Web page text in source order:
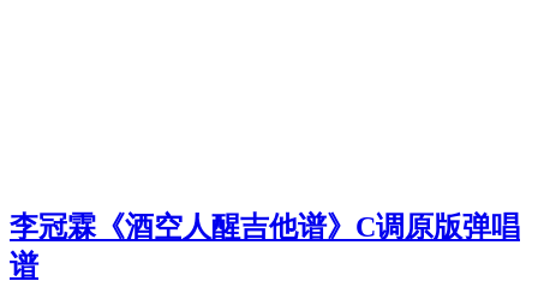
李冠霖《酒空人醒吉他谱》C调原版弹唱
谱